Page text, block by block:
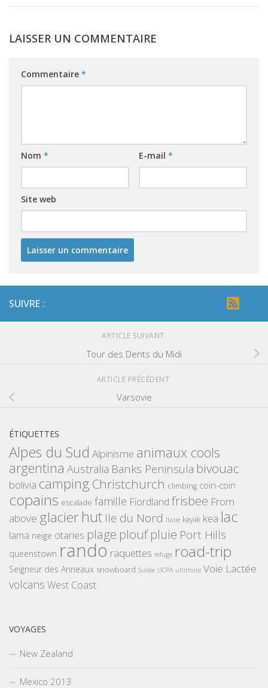
LAISSER UN COMMENTAIRE
Commentaire *
Nom * E-mail *
Site web
SUIVRE :
ARTICLE SUIVANT
Tour des Dents du Midi
ARTICLE PRÉCÉDENT
Varsovie
ÉTIQUETTES
Alpes du Sud Alpinisme animaux cools
argentina Australia Banks Peninsula bivouac
bolivia camping Christchurch climbing coin-coin
copains escalade famille Fiordland frisbee From
above glacierhut Ile du Nord Italie kayak kea lac
lama neige otaries plage plouf pluie Port Hills
queenstown rando raquettes refuge road-trip
Seigneur des Anneaux snowboard Suisse UCPA ultimate Voie Lactée
volcans West Coast
VOYAGES
New Zealand
Mexico 2013